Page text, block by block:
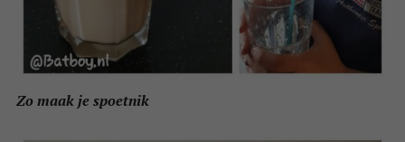
Zo maak je spoetnik